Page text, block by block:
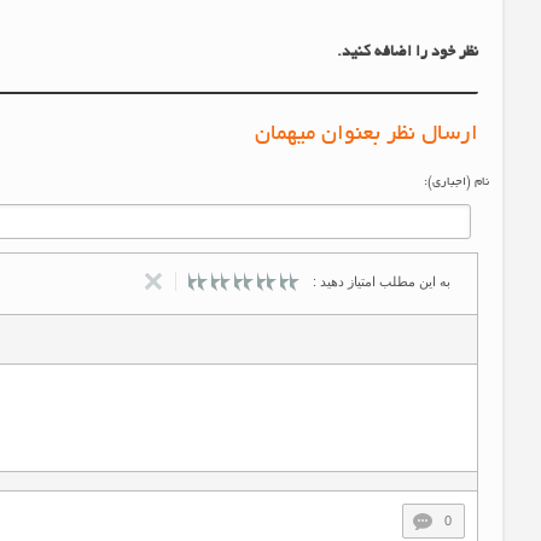
نظر خود را اضافه کنید.
ارسال نظر بعنوان میهمان
نام (اجباری):
به این مطلب امتیاز دهید :
0